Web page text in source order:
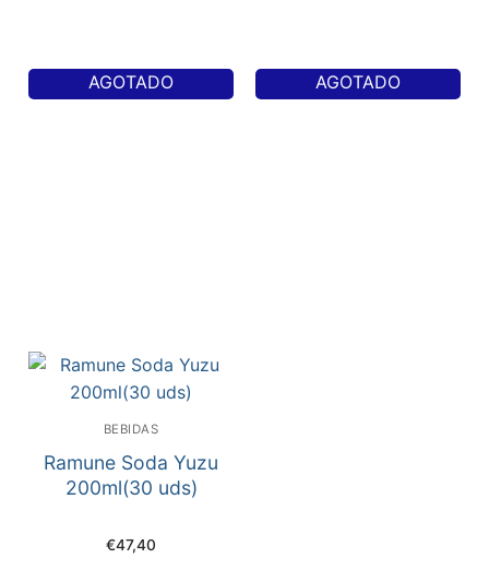
AGOTADO AGOTADO
BEBIDAS
Ramune Soda Yuzu
200ml(30 uds)
€47,40